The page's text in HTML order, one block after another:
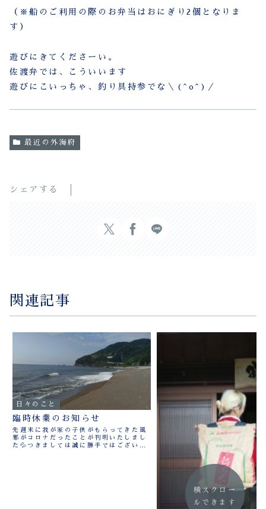
（※船のご利用の際のお弁当はおにぎり2個となりま
す）
遊びにきてくださーい。
佐渡弁では、こういいます
遊びにこいっちゃ、釣り具持参でな＼(^o^)／
最近の外海府
シェアする
関連記事
日々のこと
臨時休業のお知らせ
先週末に我が家の子供がもらってきた風
邪がコロナだったことが判明いたしまし
た💦つきましては誠に勝手ではございま
横スクロー
ルできます